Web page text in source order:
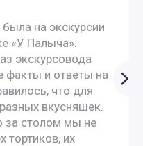
на экскурсии
«У Палыча».
экскурсовода
факты и ответы на
что для
вкусняшек.
за столом мы не
тортиков, их